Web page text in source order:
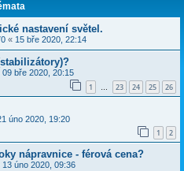
nastavení světel.
« 15 bře 2020, 22:14
09 bře 2020, 20:15
1 … 23 24 25 26
úno 2020, 19:20
1 2
nápravnice - férová cena?
13 úno 2020, 09:36